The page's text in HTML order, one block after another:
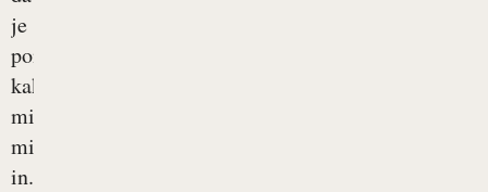
je
pomembno,
kako
mi
mislimo
in...